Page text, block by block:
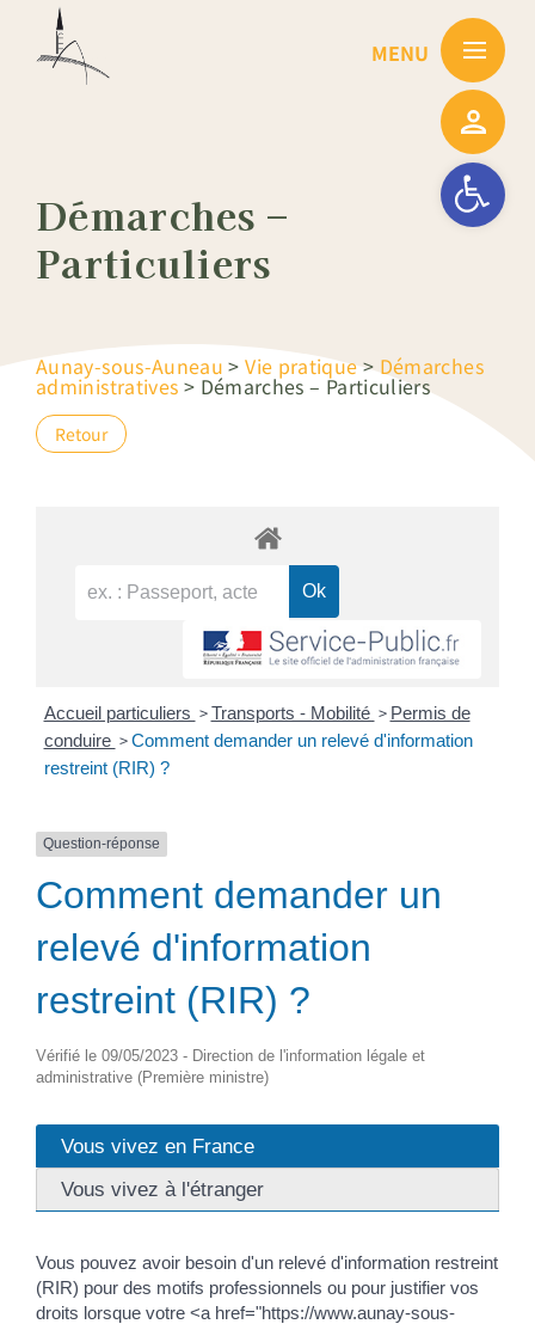
Ouvrir la
Démarches –
Particuliers
Aunay-sous-Auneau >Vie pratique>Démarches
administratives > Démarches – Particuliers
Retour
Accueil particuliers > Transports - Mobilité > Permis de
conduire > Comment demander un relevé d'information
restreint (RIR) ?
Question-réponse
Comment demander un
relevé d'information
restreint (RIR) ?
Vérifié le 09/05/2023 - Direction de l'information légale et
administrative (Première ministre)
Vous vivez en France
Vous vivez à l'étranger
Vous pouvez avoir besoin d'un relevé d'information restreint
(RIR) pour des motifs professionnels ou pour justifier vos
droits lorsque votre <a href="https://www.aunay-sous-